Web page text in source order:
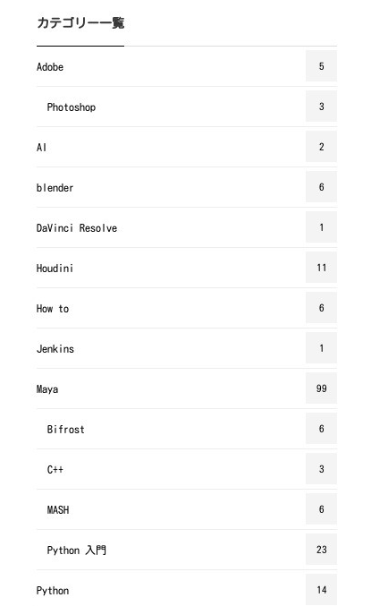
カテゴリー一覧
Adobe 5
Photoshop 3
AI 2
blender 6
DaVinci Resolve 1
Houdini 11
How to 6
Jenkins 1
Maya 99
Bifrost 6
C++ 3
MASH 6
Python 入門 23
Python 14